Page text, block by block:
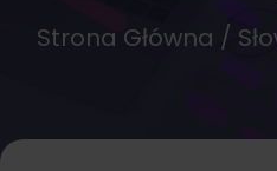
Strona Główna /